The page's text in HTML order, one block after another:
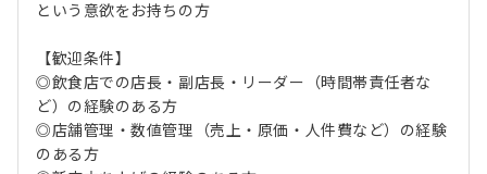
という意欲をお持ちの方
【歓迎条件】
◎飲食店での店長・副店長・リーダー（時間帯責任者な
ど）の経験のある方
◎店舗管理・数値管理（売上・原価・人件費など）の経験
のある方